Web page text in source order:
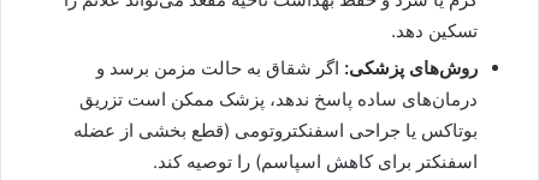
تسکین دهد.
روش‌های پزشکی: اگر شقاق به حالت مزمن برسد و
درمان‌های ساده پاسخ ندهد، پزشک ممکن است تزریق
بوتاکس یا جراحی اسفنکتروتومی (قطع بخشی از عضله
اسفنکتر برای کاهش اسپاسم) را توصیه کند.